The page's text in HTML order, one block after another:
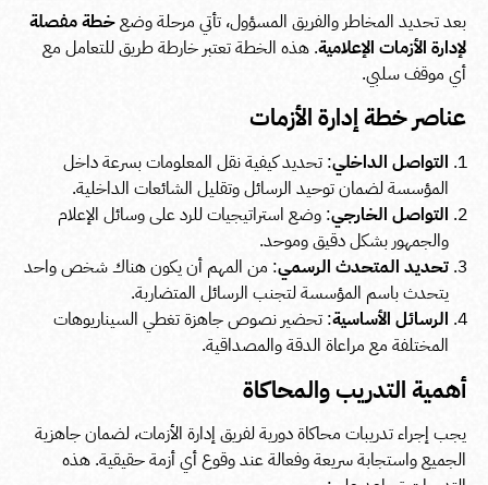
بعد تحديد المخاطر والفريق المسؤول، تأتي مرحلة وضعخطة مفصلة
لإدارة الأزمات الإعلامية. هذه الخطة تعتبر خارطة طريق للتعامل مع
أي موقف سلبي.
عناصر خطة إدارة الأزمات
التواصل الداخلي: تحديد كيفية نقل المعلومات بسرعة داخل
المؤسسة لضمان توحيد الرسائل وتقليل الشائعات الداخلية.
التواصل الخارجي: وضع استراتيجيات للرد على وسائل الإعلام
والجمهور بشكل دقيق وموحد.
تحديد المتحدث الرسمي: من المهم أن يكون هناك شخص واحد
يتحدث باسم المؤسسة لتجنب الرسائل المتضاربة.
الرسائل الأساسية: تحضير نصوص جاهزة تغطي السيناريوهات
المختلفة مع مراعاة الدقة والمصداقية.
أهمية التدريب والمحاكاة
يجب إجراء تدريبات محاكاة دورية لفريق إدارة الأزمات، لضمان جاهزية
الجميع واستجابة سريعة وفعالة عند وقوع أي أزمة حقيقية. هذه